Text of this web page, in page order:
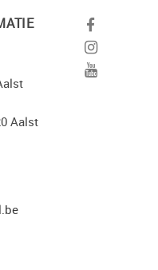
Aalst